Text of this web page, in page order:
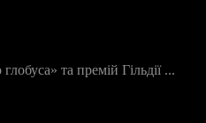
та премій Гільдії ...